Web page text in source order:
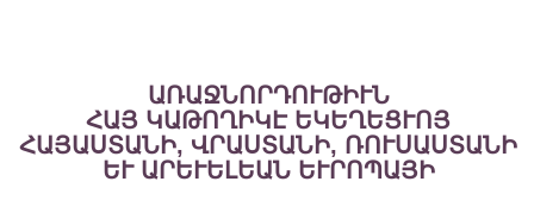
ԱՌԱՋՆՈՐԴՈՒԹԻՒՆ
ՀԱՅ ԿԱԹՈՂԻԿԷ ԵԿԵՂԵՑՒՈՅ
ՀԱՅԱՍՏԱՆԻ, ՎՐԱՍՏԱՆԻ, ՌՈՒՍԱՍՏԱՆԻ
ԵՒ ԱՐԵՒԵԼԵԱՆ ԵՒՐՈՊԱՅԻ